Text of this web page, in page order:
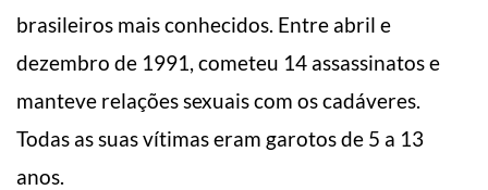
brasileiros mais conhecidos. Entre abril e
dezembro de 1991, cometeu 14 assassinatos e
manteve relações sexuais com os cadáveres.
Todas as suas vítimas eram garotos de 5 a 13
anos.